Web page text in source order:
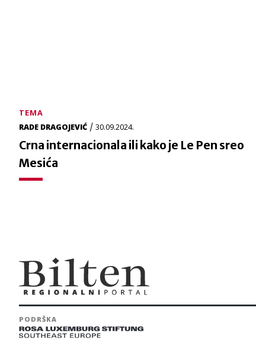
TEMA
RADE DRAGOJEVIĆ / 30.09.2024.
Crna internacionala ili kako je Le Pen sreo
Mesića
PODRŠKA